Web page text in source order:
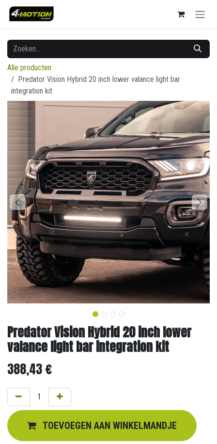
Overslaan naar inhoud
Alle producten
Predator Vision Hybrid 20 inch lower valance light bar
integration kit
Predator Vision Hybrid 20 inch lower
valance light bar integration kit
388,43€
TOEVOEGEN AAN WINKELMANDJE